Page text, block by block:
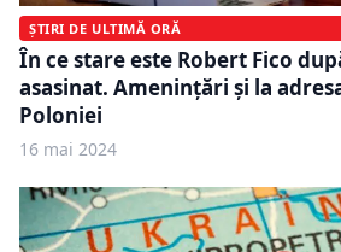
ȘTIRI DE ULTIMĂ ORĂ
În ce stare este Robert Fico
asasinat. Amenințări și la
Poloniei
16 mai 2024